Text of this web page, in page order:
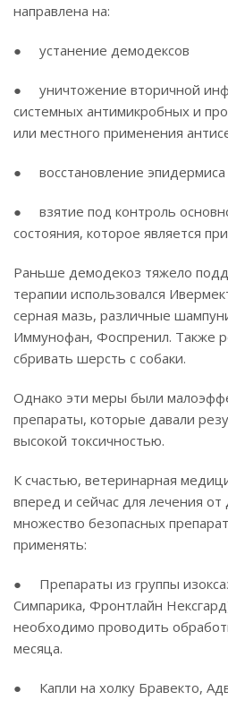
направлена на:
● устанение демодексов
● уничтожение вторичной
системных антимикробных и
или местного применения
● восстановление эпидермиса
● взятие под контроль
состояния, которое является
Раньше демодекоз тяжело
терапии использовался
серная мазь, различные
Иммунофан, Фоспренил. Также
сбривать шерсть с собаки.
Однако эти меры были
препараты, которые давали
высокой токсичностью.
К счастью, ветеринарная
вперед и сейчас для лечения
множество безопасных
применять:
● Препараты из группы
Симпарика, Фронтлайн
необходимо проводить
месяца.
● Капли на холку Бравекто,